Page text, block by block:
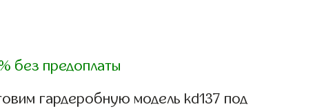
без предоплаты
гардеробную модель kd137 под